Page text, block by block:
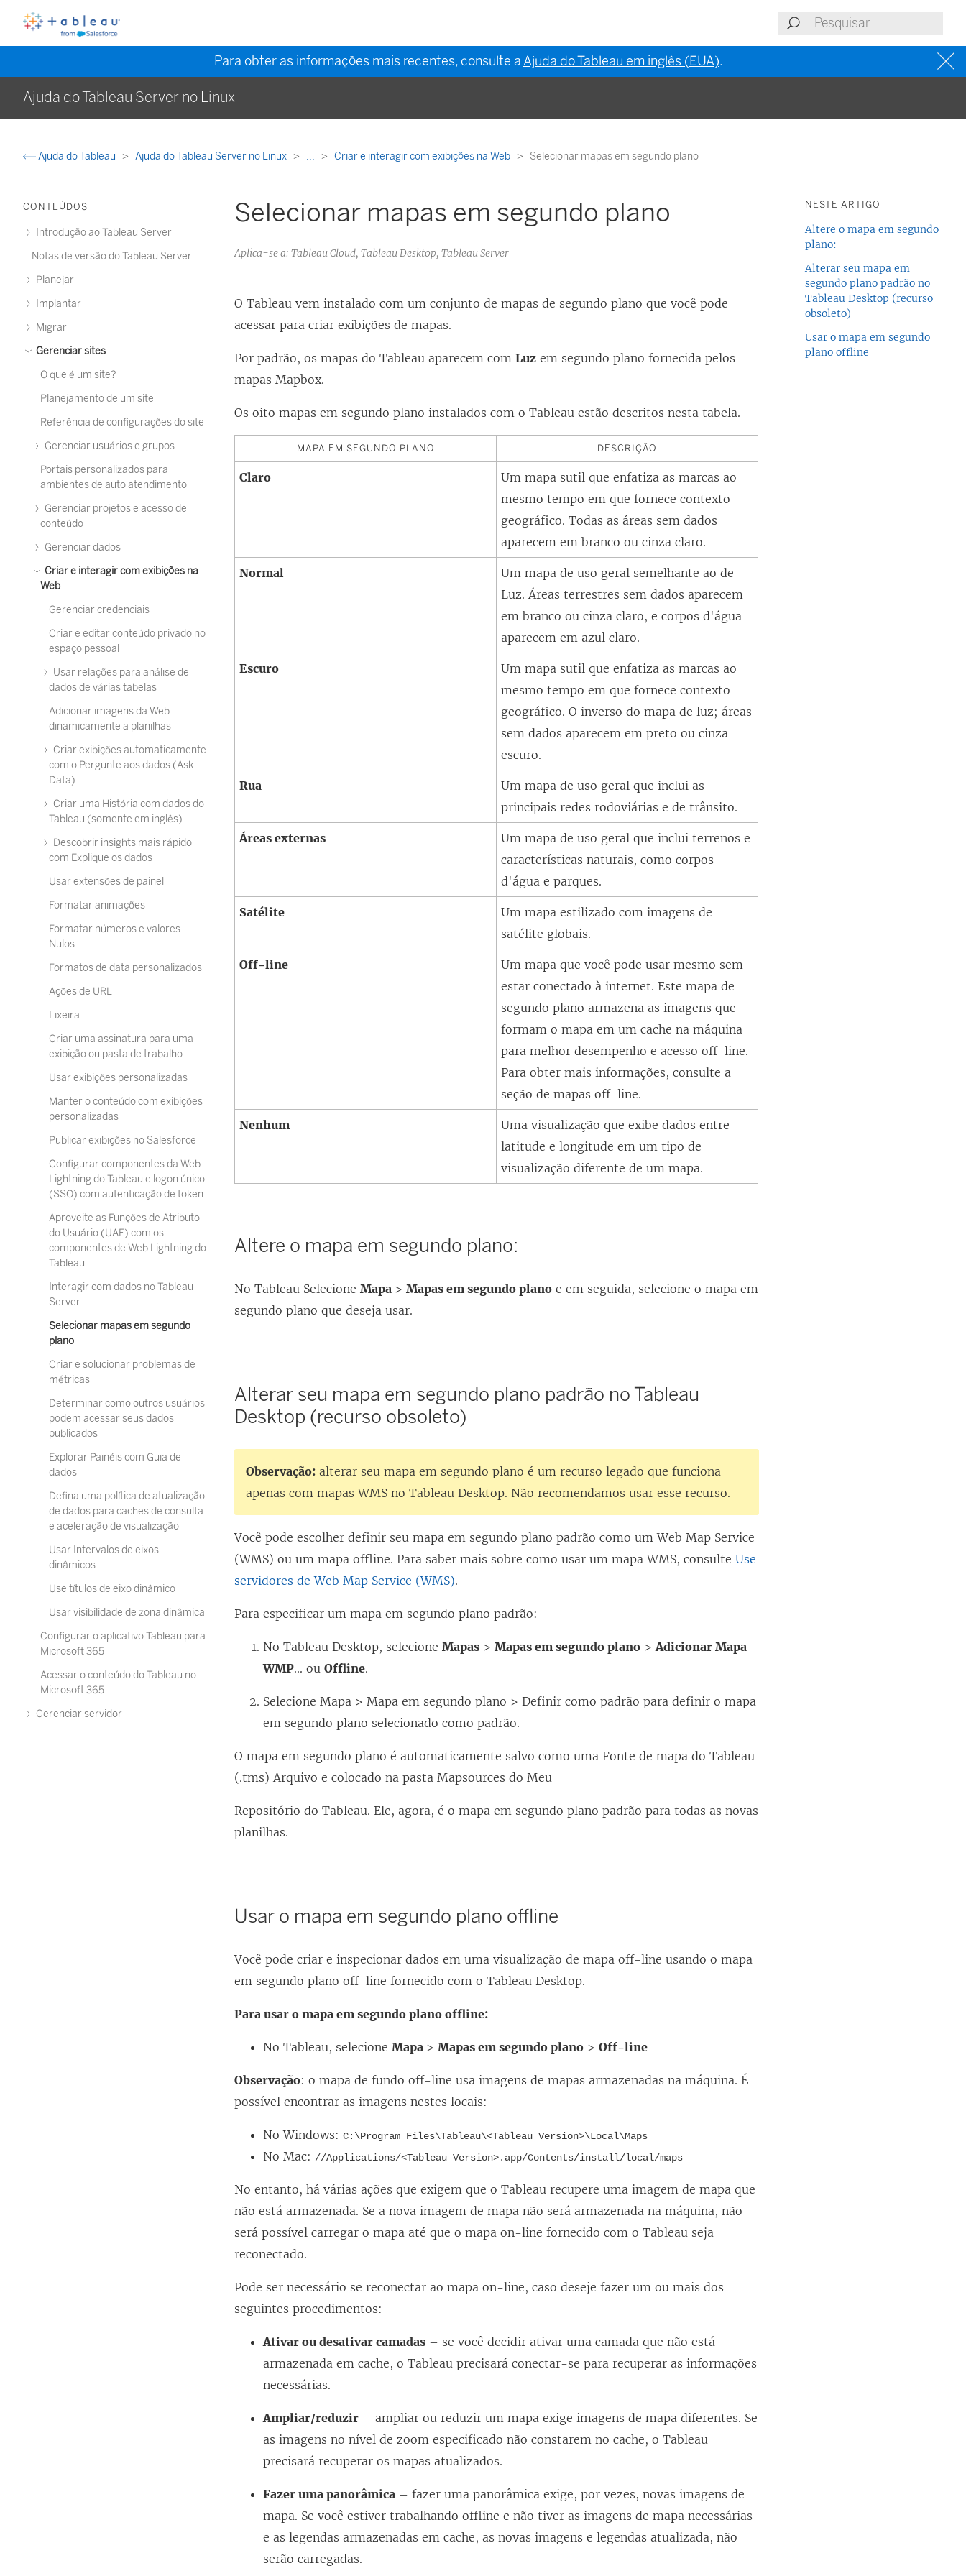
Para obter as informações mais recentes, consulte aAjuda do Tableau em inglês (EUA).
Ajuda do Tableau Server no Linux
Ajuda do Tableau Ajuda do Tableau Server no Linux ... Criar e interagir com exibições na Web Selecionar mapas em segundo plano
CONTEÚDOS
Introdução ao Tableau Server
Notas de versão do Tableau Server
Planejar
Implantar
Migrar
Gerenciar sites
O que é um site?
Planejamento de um site
Referência de configurações do site
Gerenciar usuários e grupos
Portais personalizados para
ambientes de auto atendimento
Gerenciar projetos e acesso de
conteúdo
Gerenciar dados
Criar e interagir com exibições na
Web
Gerenciar credenciais
Criar e editar conteúdo privado no
espaço pessoal
Usar relações para análise de
dados de várias tabelas
Adicionar imagens da Web
dinamicamente a planilhas
Criar exibições automaticamente
com o Pergunte aos dados (Ask
Data)
Criar uma História com dados do
Tableau (somente em inglês)
Descobrir insights mais rápido
com Explique os dados
Usar extensões de painel
Formatar animações
Formatar números e valores
Nulos
Formatos de data personalizados
Ações de URL
Lixeira
Criar uma assinatura para uma
exibição ou pasta de trabalho
Usar exibições personalizadas
Manter o conteúdo com exibições
personalizadas
Publicar exibições no Salesforce
Configurar componentes da Web
Lightning do Tableau e logon único
(SSO) com autenticação de token
Aproveite as Funções de Atributo
do Usuário (UAF) com os
componentes de Web Lightning do
Tableau
Interagir com dados no Tableau
Server
Selecionar mapas em segundo
plano
Criar e solucionar problemas de
métricas
Determinar como outros usuários
podem acessar seus dados
publicados
Explorar Painéis com Guia de
dados
Defina uma política de atualização
de dados para caches de consulta
e aceleração de visualização
Usar Intervalos de eixos
dinâmicos
Use títulos de eixo dinâmico
Usar visibilidade de zona dinâmica
Configurar o aplicativo Tableau para
Microsoft 365
Acessar o conteúdo do Tableau no
Microsoft 365
Gerenciar servidor
Selecionar mapas em segundo plano
Aplica-se a: Tableau Cloud, Tableau Desktop, Tableau Server
O Tableau vem instalado com um conjunto de mapas de segundo plano que você pode
acessar para criar exibições de mapas.
Por padrão, os mapas do Tableau aparecem comLuz em segundo plano fornecida pelos
mapas Mapbox.
Os oito mapas em segundo plano instalados com o Tableau estão descritos nesta tabela.
MAPA EM SEGUNDO PLANO DESCRIÇÃO
Claro
Um mapa sutil que enfatiza as marcas ao
mesmo tempo em que fornece contexto
geográfico. Todas as áreas sem dados
aparecem em branco ou cinza claro.
Normal
Um mapa de uso geral semelhante ao de
Luz. Áreas terrestres sem dados aparecem
em branco ou cinza claro, e corpos d'água
aparecem em azul claro.
Escuro
Um mapa sutil que enfatiza as marcas ao
mesmo tempo em que fornece contexto
geográfico. O inverso do mapa de luz; áreas
sem dados aparecem em preto ou cinza
escuro.
Rua
Um mapa de uso geral que inclui as
principais redes rodoviárias e de trânsito.
Áreas externas
Um mapa de uso geral que inclui terrenos e
características naturais, como corpos
d'água e parques.
Satélite
Um mapa estilizado com imagens de
satélite globais.
Off-line
Um mapa que você pode usar mesmo sem
estar conectado à internet. Este mapa de
segundo plano armazena as imagens que
formam o mapa em um cache na máquina
para melhor desempenho e acesso off-line.
Para obter mais informações, consulte a
seção de mapas off-line.
Nenhum
Uma visualização que exibe dados entre
latitude e longitude em um tipo de
visualização diferente de um mapa.
Altere o mapa em segundo plano:
No Tableau SelecioneMapa >Mapas em segundo plano e em seguida, selecione o mapa em
segundo plano que deseja usar.
Alterar seu mapa em segundo plano padrão no Tableau
Desktop (recurso obsoleto)
Observação: alterar seu mapa em segundo plano é um recurso legado que funciona
apenas com mapas WMS no Tableau Desktop. Não recomendamos usar esse recurso.
Você pode escolher definir seu mapa em segundo plano padrão como um Web Map Service
(WMS) ou um mapa offline. Para saber mais sobre como usar um mapa WMS, consulteUse
servidores de Web Map Service (WMS).
Para especificar um mapa em segundo plano padrão:
No Tableau Desktop, selecioneMapas >Mapas em segundo plano >Adicionar Mapa
WMP... ouOffline.
Selecione Mapa > Mapa em segundo plano > Definir como padrão para definir o mapa
em segundo plano selecionado como padrão.
O mapa em segundo plano é automaticamente salvo como uma Fonte de mapa do Tableau
(.tms) Arquivo e colocado na pasta Mapsources do Meu
Repositório do Tableau. Ele, agora, é o mapa em segundo plano padrão para todas as novas
planilhas.
Usar o mapa em segundo plano offline
Você pode criar e inspecionar dados em uma visualização de mapa off-line usando o mapa
em segundo plano off-line fornecido com o Tableau Desktop.
Para usar o mapa em segundo plano offline:
No Tableau, selecioneMapa >Mapas em segundo plano >Off-line
Observação: o mapa de fundo off-line usa imagens de mapas armazenadas na máquina. É
possível encontrar as imagens nestes locais:
No Windows:C:\Program Files\Tableau\<Tableau Version>\Local\Maps
No Mac: //Applications/<Tableau Version>.app/Contents/install/local/maps
No entanto, há várias ações que exigem que o Tableau recupere uma imagem de mapa que
não está armazenada. Se a nova imagem de mapa não será armazenada na máquina, não
será possível carregar o mapa até que o mapa on-line fornecido com o Tableau seja
reconectado.
Pode ser necessário se reconectar ao mapa on-line, caso deseje fazer um ou mais dos
seguintes procedimentos:
Ativar ou desativar camadas – se você decidir ativar uma camada que não está
armazenada em cache, o Tableau precisará conectar-se para recuperar as informações
necessárias.
Ampliar/reduzir – ampliar ou reduzir um mapa exige imagens de mapa diferentes. Se
as imagens no nível de zoom especificado não constarem no cache, o Tableau
precisará recuperar os mapas atualizados.
Fazer uma panorâmica – fazer uma panorâmica exige, por vezes, novas imagens de
mapa. Se você estiver trabalhando offline e não tiver as imagens de mapa necessárias
e as legendas armazenadas em cache, as novas imagens e legendas atualizada, não
serão carregadas.
NESTE ARTIGO
Altere o mapa em segundo
plano:
Alterar seu mapa em
segundo plano padrão no
Tableau Desktop (recurso
obsoleto)
Usar o mapa em segundo
plano offline